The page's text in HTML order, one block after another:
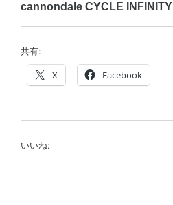
cannondale CYCLE INFINITY
共有:
X Facebook
いいね: